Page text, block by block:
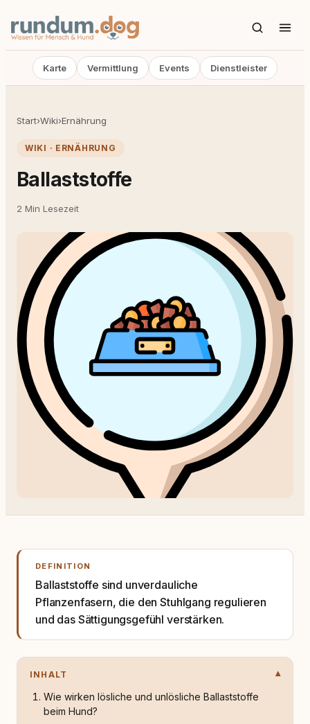
Karte Vermittlung Events Dienstleister
Start›Wiki›Ernährung
WIKI · ERNÄHRUNG
Ballaststoffe
2 Min Lesezeit
DEFINITION
Ballaststoffe sind unverdauliche
Pflanzenfasern, die den Stuhlgang regulieren
und das Sättigungsgefühl verstärken.
INHALT
Wie wirken lösliche und unlösliche Ballaststoffe
beim Hund?